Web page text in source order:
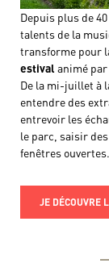
Depuis plus de
talents de la
transforme pour
estival animé
De la mi-juillet à
entendre des
entrevoir les
le parc, saisir
fenêtres
JE DÉCOUVRE